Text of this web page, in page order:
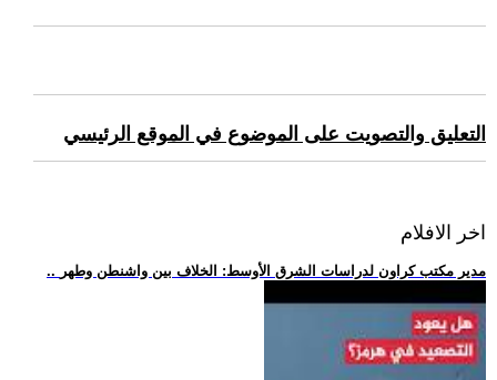
التعليق والتصويت على الموضوع في الموقع الرئيسي
اخر الافلام
.. مدير مكتب كراون لدراسات الشرق الأوسط: الخلاف بين واشنطن وطهر